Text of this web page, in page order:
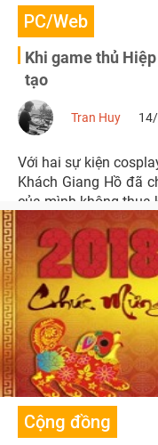
PC/Web
Khi game thủ
tạo
Tran Huy
Với hai sự kiện
Khách Giang Hồ đã
của mình không thua
Cộng đồng